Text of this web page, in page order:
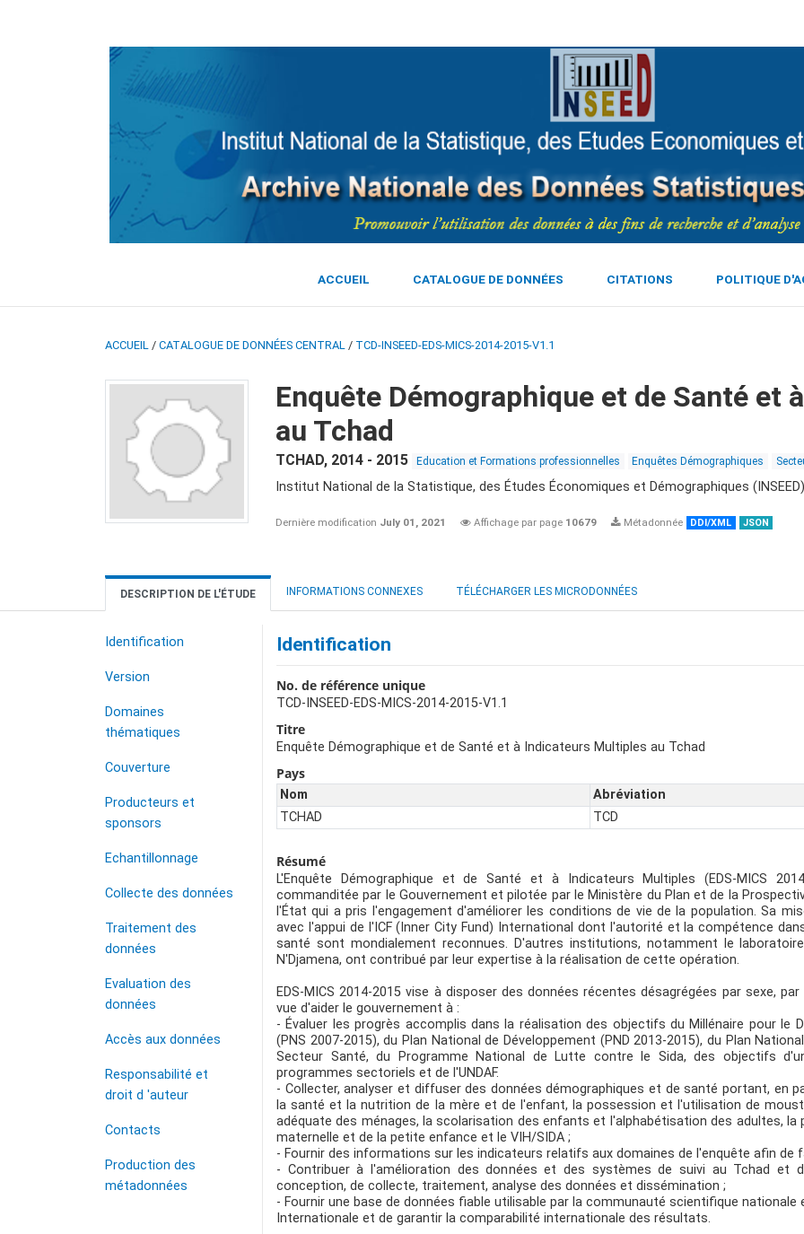
ACCUEIL CATALOGUE DE DONNÉES CITATIONS POLITIQUE
ACCUEIL / CATALOGUE DE DONNÉES CENTRAL / TCD-INSEED-EDS-MICS-2014-2015-V1.1
Enquête Démographique et de Santé et
au Tchad
TCHAD, 2014 - 2015 Education et Formations professionnelles Enquêtes Démographiques
Institut National de la Statistique, des Études Économiques et Démographiques (INSEED)
Dernière modification July 01, 2021 Affichage par page 10679 Métadonnée DDI/XML JSON
DESCRIPTION DE L'ÉTUDE INFORMATIONS CONNEXES TÉLÉCHARGER LES MICRODONNÉES
Identification
Version
Domaines
thématiques
Couverture
Producteurs et
sponsors
Echantillonnage
Collecte des données
Traitement des
données
Evaluation des
données
Accès aux données
Responsabilité et
droit d 'auteur
Contacts
Production des
métadonnées
Identification
No. de référence unique
TCD-INSEED-EDS-MICS-2014-2015-V1.1
Titre
Enquête Démographique et de Santé et à Indicateurs Multiples au Tchad
Pays
Nom
Abréviation
TCHAD
TCD
Résumé
L'Enquête Démographique et de Santé et à Indicateurs Multiples (EDS-MICS
commanditée par le Gouvernement et pilotée par le Ministère du Plan et de la
l'État qui a pris l'engagement d'améliorer les conditions de vie de la population. Sa
avec l'appui de l'ICF (Inner City Fund) International dont l'autorité et la compétence
santé sont mondialement reconnues. D'autres institutions, notamment le
N'Djamena, ont contribué par leur expertise à la réalisation de cette opération.
EDS-MICS 2014-2015 vise à disposer des données récentes désagrégées par sexe,
vue d'aider le gouvernement à :
- Évaluer les progrès accomplis dans la réalisation des objectifs du Millénaire pour le
(PNS 2007-2015), du Plan National de Développement (PND 2013-2015), du Plan
Secteur Santé, du Programme National de Lutte contre le Sida, des objectifs
programmes sectoriels et de l'UNDAF.
- Collecter, analyser et diffuser des données démographiques et de santé portant, en
la santé et la nutrition de la mère et de l'enfant, la possession et l'utilisation de
adéquate des ménages, la scolarisation des enfants et l'alphabétisation des adultes,
maternelle et de la petite enfance et le VIH/SIDA ;
- Fournir des informations sur les indicateurs relatifs aux domaines de l'enquête afin de
- Contribuer à l'amélioration des données et des systèmes de suivi au Tchad et
conception, de collecte, traitement, analyse des données et dissémination ;
- Fournir une base de données fiable utilisable par la communauté scientifique nationale
Internationale et de garantir la comparabilité internationale des résultats.